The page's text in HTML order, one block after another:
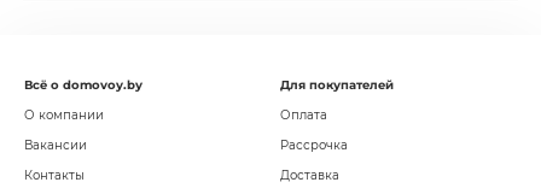
Всё о domovoy.by
О компании
Вакансии
Контакты
Для покупателей
Оплата
Рассрочка
Доставка